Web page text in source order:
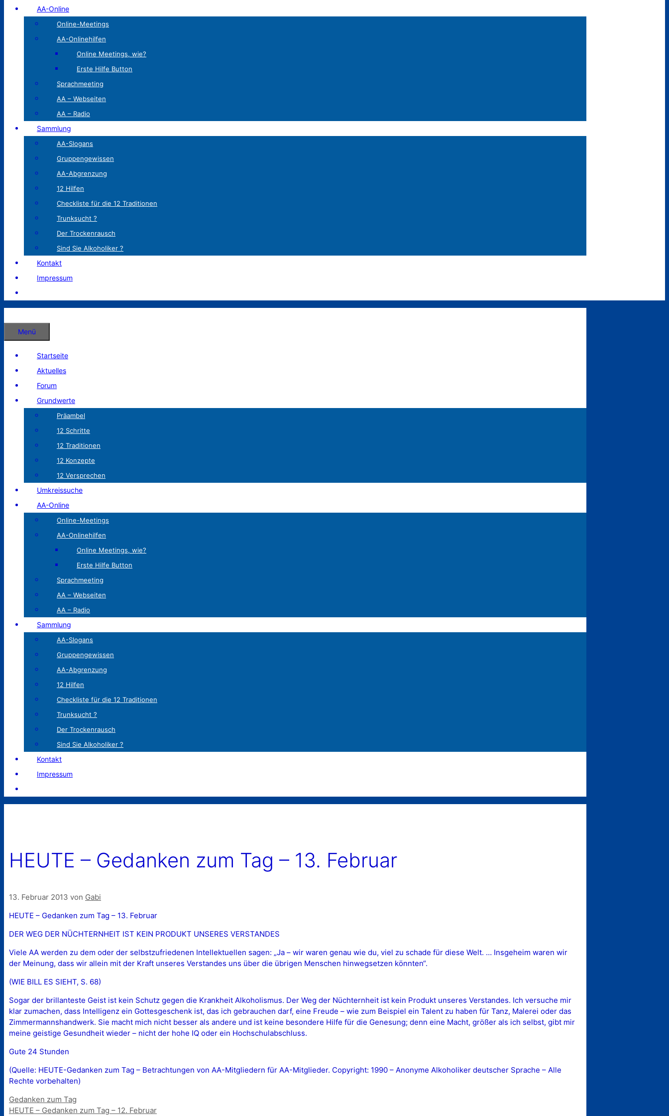
AA-Online
Online-Meetings
AA-Onlinehilfen
Online Meetings, wie?
Erste Hilfe Button
Sprachmeeting
AA – Webseiten
AA – Radio
Sammlung
AA-Slogans
Gruppengewissen
AA-Abgrenzung
12 Hilfen
Checkliste für die 12 Traditionen
Trunksucht ?
Der Trockenrausch
Sind Sie Alkoholiker ?
Kontakt
Impressum
Menü
Startseite
Aktuelles
Forum
Grundwerte
Präambel
12 Schritte
12 Traditionen
12 Konzepte
12 Versprechen
Umkreissuche
AA-Online
Online-Meetings
AA-Onlinehilfen
Online Meetings, wie?
Erste Hilfe Button
Sprachmeeting
AA – Webseiten
AA – Radio
Sammlung
AA-Slogans
Gruppengewissen
AA-Abgrenzung
12 Hilfen
Checkliste für die 12 Traditionen
Trunksucht ?
Der Trockenrausch
Sind Sie Alkoholiker ?
Kontakt
Impressum
HEUTE – Gedanken zum Tag – 13. Februar
13. Februar 2013 von Gabi
HEUTE – Gedanken zum Tag – 13. Februar
DER WEG DER NÜCHTERNHEIT IST KEIN PRODUKT UNSERES VERSTANDES
Viele AA werden zu dem oder der selbstzufriedenen Intellektuellen sagen: „Ja – wir waren genau wie du, viel zu schade für diese Welt. … Insgeheim waren wir
der Meinung, dass wir allein mit der Kraft unseres Verstandes uns über die übrigen Menschen hinwegsetzen könnten“.
(WIE BILL ES SIEHT, S. 68)
Sogar der brillanteste Geist ist kein Schutz gegen die Krankheit Alkoholismus. Der Weg der Nüchternheit ist kein Produkt unseres Verstandes. Ich versuche mir
klar zumachen, dass Intelligenz ein Gottesgeschenk ist, das ich gebrauchen darf, eine Freude – wie zum Beispiel ein Talent zu haben für Tanz, Malerei oder das
Zimmermannshandwerk. Sie macht mich nicht besser als andere und ist keine besondere Hilfe für die Genesung; denn eine Macht, größer als ich selbst, gibt mir
meine geistige Gesundheit wieder – nicht der hohe IQ oder ein Hochschulabschluss.
Gute 24 Stunden
(Quelle: HEUTE-Gedanken zum Tag – Betrachtungen von AA-Mitgliedern für AA-Mitglieder. Copyright: 1990 – Anonyme Alkoholiker deutscher Sprache – Alle
Rechte vorbehalten)
Kategorien
Gedanken zum Tag
HEUTE – Gedanken zum Tag – 12. Februar